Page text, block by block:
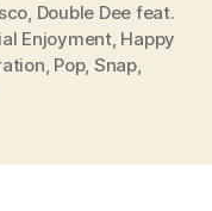
On,
24.
Januar
, Double Dee feat.
Enjoyment, Happy
, Pop, Snap,